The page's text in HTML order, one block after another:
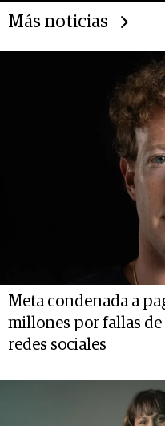
Más noticias
Meta condenada a
millones por fallas
redes sociales